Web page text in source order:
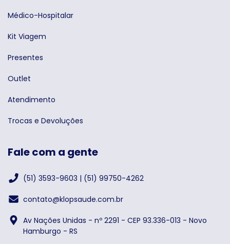
Médico-Hospitalar
Kit Viagem
Presentes
Outlet
Atendimento
Trocas e Devoluções
Fale com a gente
(51) 3593-9603 | (51) 99750-4262
contato@klopsaude.com.br
Av Nações Unidas - nº 2291 - CEP 93.336-013 - Novo
Hamburgo - RS